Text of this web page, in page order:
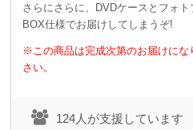
さらにさらに、DVDケースとフォ
BOX仕様でお届けしてしまうぞ!
※この商品は完成次第のお届けにな
さい。
124人が支援しています